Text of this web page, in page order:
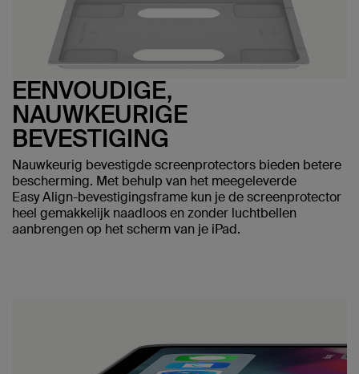
EENVOUDIGE,
NAUWKEURIGE
BEVESTIGING
Nauwkeurig bevestigde screenprotectors bieden betere
bescherming. Met behulp van het meegeleverde
Easy Align-bevestigingsframe kun je de screenprotector
heel gemakkelijk naadloos en zonder luchtbellen
aanbrengen op het scherm van je iPad.